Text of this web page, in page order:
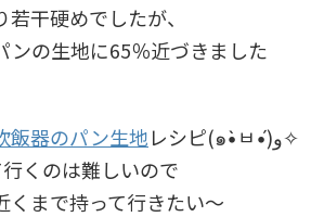
干硬めでしたが、
ンの生地に65％近づきました
飯器のパン生地
レシピ(๑•̀ㅂ•́)و✧
くのは難しいので
くまで持って行きたい～